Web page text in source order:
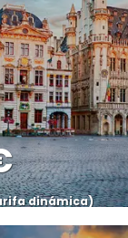
dinámica)
Ver más